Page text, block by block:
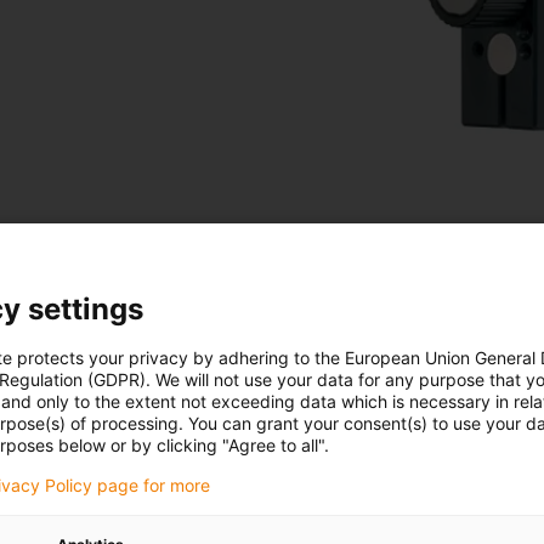
Mais aplicações com
Encontre mais exemplos de aplicações bem-
multiaxiais drylin®.
settings
protects your privacy by adhering to the European Union General
(GDPR). We will not use your data for any purpose that
only to the extent not exceeding data which is necessary in
of processing. You can grant your consent(s) to use your
below or by clicking "Agree to all".
Policy page for more